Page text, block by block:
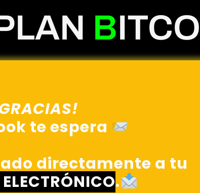
B
te espera
directamente a tu
.